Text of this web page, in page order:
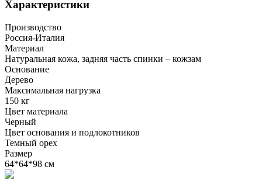
Характеристики
Производство
Россия-Италия
Материал
Натуральная кожа, задняя часть спинки – кожзам
Основание
Дерево
Максимальная нагрузка
150 кг
Цвет материала
Черный
Цвет основания и подлокотников
Темный орех
Размер
64*64*98 см